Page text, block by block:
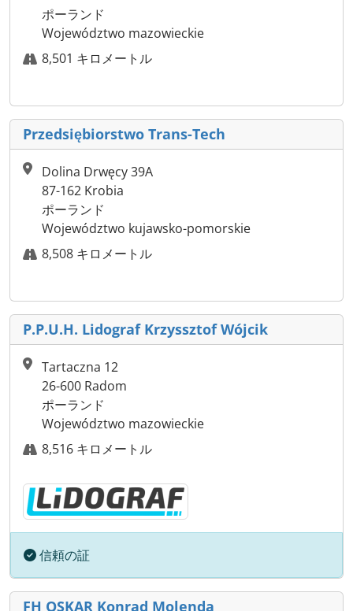
ポーランド
Województwo mazowieckie
8,501 キロメートル
Przedsiębiorstwo Trans-Tech
Dolina Drwęcy 39A
87-162 Krobia
ポーランド
Województwo kujawsko-pomorskie
8,508 キロメートル
P.P.U.H. Lidograf Krzyssztof Wójcik
Tartaczna 12
26-600 Radom
ポーランド
Województwo mazowieckie
8,516 キロメートル
信頼の証
FH OSKAR Konrad Molenda